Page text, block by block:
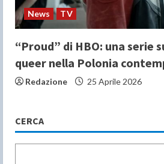
News TV
“Proud” di HBO: una serie
queer nella Polonia
Redazione 25 Aprile 2026
CERCA